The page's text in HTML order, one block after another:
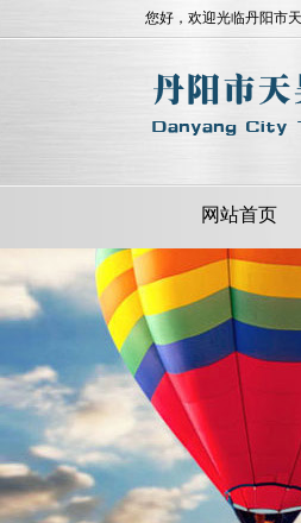
您好，欢迎光临丹阳市
网站首页